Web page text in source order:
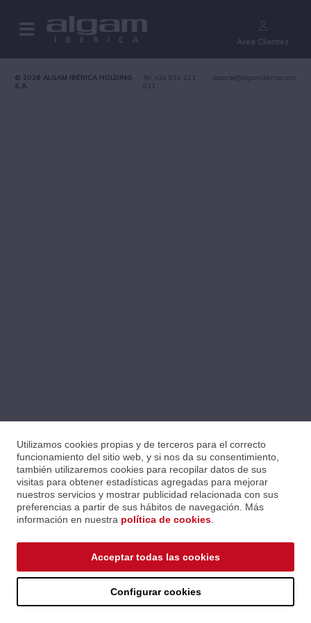
Área Clientes
© 2026 ALGAM IBÉRICA HOLDING
S.A.
Tel. +34 934 221
811
soporte@algamiberica.com
Utilizamos cookies propias y de terceros para el correcto
funcionamiento del sitio web, y si nos da su consentimiento,
también utilizaremos cookies para recopilar datos de sus
visitas para obtener estadísticas agregadas para mejorar
nuestros servicios y mostrar publicidad relacionada con sus
preferencias a partir de sus hábitos de navegación. Más
información en nuestra política de cookies
Configurar cookies
Acceptar todas las cookies